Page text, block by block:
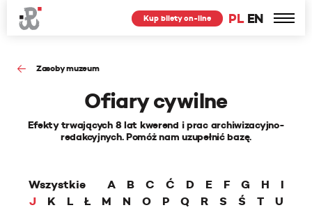
PL EN
Kup bilety on-line
Zasoby muzeum
Ofiary cywilne
Efekty trwających 8 lat kwerend i prac archiwizacyjno-
redakcyjnych. Pomóż nam uzupełnić bazę.
Wszystkie A B C Ć D E F G H
I
J
K L Ł M N O P Q R S Ś T
U